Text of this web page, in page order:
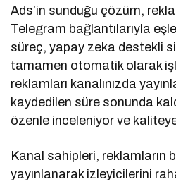
Ads’in sunduğu çözüm,
Telegram bağlantılarıyla
süreç, yapay zeka destekli
tamamen otomatik olarak
reklamları kanalınızda
kaydedilen süre sonunda
özenle inceleniyor ve
Kanal sahipleri, reklamların
yayınlanarak izleyicilerini